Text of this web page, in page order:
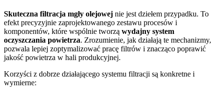
Skuteczna filtracja mgły olejowej nie jest dziełem przypadku. To
efekt precyzyjnie zaprojektowanego zestawu procesów i
komponentów, które wspólnie tworzą wydajny system
oczyszczania powietrza. Zrozumienie, jak działają te mechanizmy,
pozwala lepiej zoptymalizować pracę filtrów i znacząco poprawić
jakość powietrza w hali produkcyjnej.
Korzyści z dobrze działającego systemu filtracji są konkretne i
wymierne: